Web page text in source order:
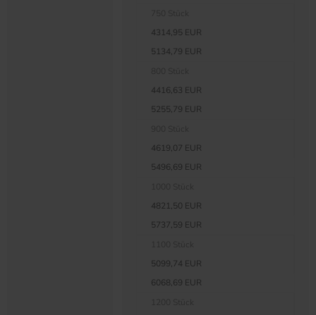
4314,95 EUR
5134,79 EUR
4416,63 EUR
5255,79 EUR
4619,07 EUR
5496,69 EUR
4821,50 EUR
5737,59 EUR
5099,74 EUR
6068,69 EUR